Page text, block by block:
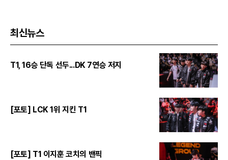
최신뉴스
T1, 16승 단독 선두...DK 7연승 저지
[포토] LCK 1위 지킨 T1
[포토] T1 이지훈 코치의 밴픽